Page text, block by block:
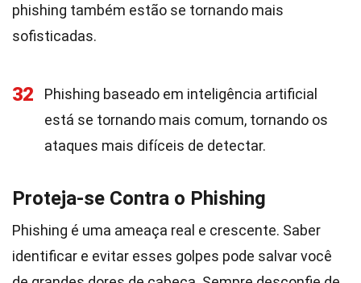
phishing também estão se tornando mais
sofisticadas.
32
Phishing baseado em inteligência artificial
está se tornando mais comum, tornando os
ataques mais difíceis de detectar.
Proteja-se Contra o Phishing
Phishing é uma ameaça real e crescente. Saber
identificar e evitar esses golpes pode salvar você